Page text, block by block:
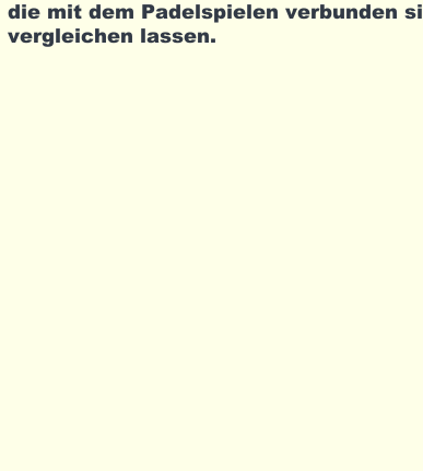
die mit dem Padelspielen verbunden
vergleichen lassen.